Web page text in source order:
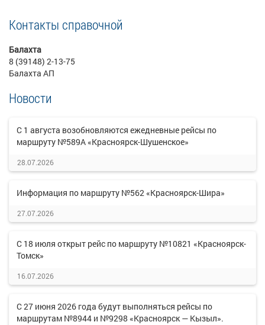
Контакты справочной
Балахта
8 (39148) 2-13-75
Балахта АП
Новости
С 1 августа возобновляются ежедневные рейсы по
маршруту №589А «Красноярск-Шушенское»
28.07.2026
Информация по маршруту №562 «Красноярск-Шира»
27.07.2026
С 18 июля открыт рейс по маршруту №10821 «Красноярск-
Томск»
16.07.2026
С 27 июня 2026 года будут выполняться рейсы по
маршрутам №8944 и №9298 «Красноярск — Кызыл».